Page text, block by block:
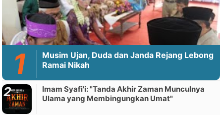
Musim Ujan, Duda dan Janda Rejang Lebong
Ramai Nikah
Imam Syafi'i: "Tanda Akhir Zaman Munculnya
Ulama yang Membingungkan Umat"